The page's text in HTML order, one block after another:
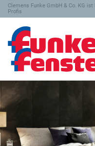
Clemens Funke GmbH & Co. KG
Profis